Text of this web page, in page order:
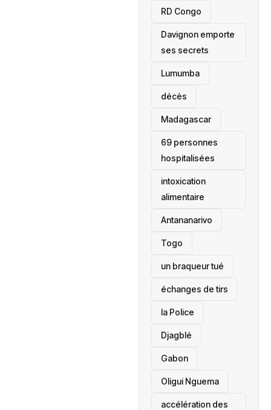
‎RD Congo
Davignon emporte
ses secrets
Lumumba
décès
‎Madagascar
69 personnes
hospitalisées
intoxication
alimentaire
Antananarivo
‎Togo
un braqueur tué
échanges de tirs
la Police
Djagblé
Gabon
Oligui Nguema
accélération des